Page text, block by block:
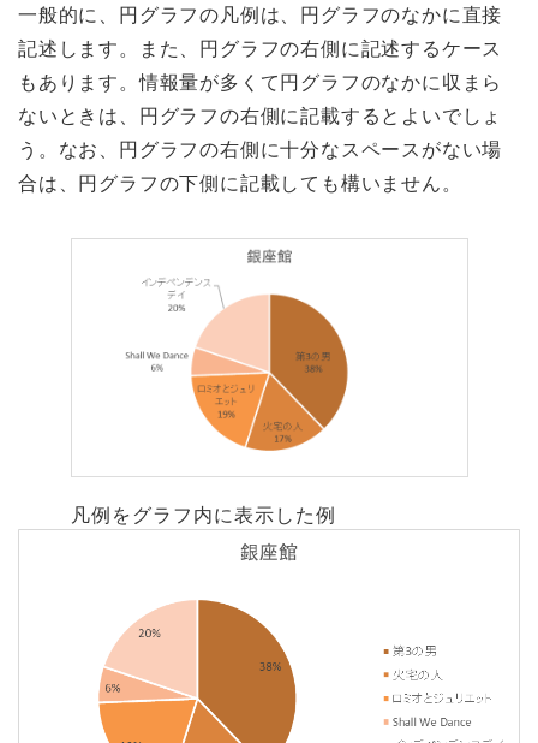
一般的に、円グラフの凡例は、円グラフのなかに直接
記述します。また、円グラフの右側に記述するケース
もあります。情報量が多くて円グラフのなかに収まら
ないときは、円グラフの右側に記載するとよいでしょ
う。なお、円グラフの右側に十分なスペースがない場
合は、円グラフの下側に記載しても構いません。
凡例をグラフ内に表示した例